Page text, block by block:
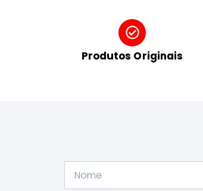
Produtos Originais